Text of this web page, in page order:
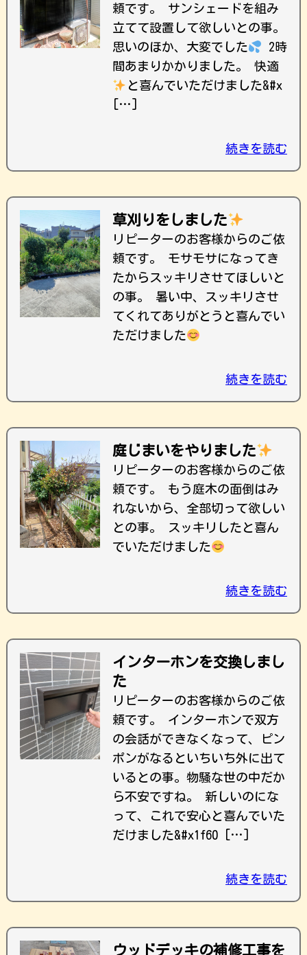
頼です。 サンシェードを組み
立てて設置して欲しいとの事。
思いのほか、大変でした
2時
間あまりかかりました。 快適
と喜んでいただけました&#x
[…]
続きを読む
草刈りをしました
リピーターのお客様からのご依
頼です。 モサモサになってき
たからスッキリさせてほしいと
の事。 暑い中、スッキリさせ
てくれてありがとうと喜んでい
ただけました
続きを読む
庭じまいをやりました
リピーターのお客様からのご依
頼です。 もう庭木の面倒はみ
れないから、全部切って欲しい
との事。 スッキリしたと喜ん
でいただけました
続きを読む
インターホンを交換しまし
た
リピーターのお客様からのご依
頼です。 インターホンで双方
の会話ができなくなって、ピン
ポンがなるといちいち外に出て
いるとの事。物騒な世の中だか
ら不安ですね。 新しいのにな
って、これで安心と喜んでいた
だけました&#x1f60 […]
続きを読む
ウッドデッキの補修工事を